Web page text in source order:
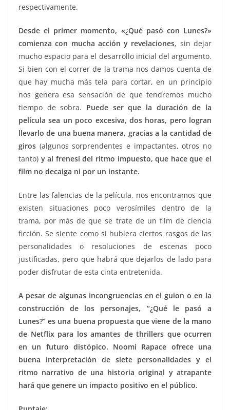
respectivamente.
Desde el primer momento, «¿Qué pasó con Lunes?»
comienza con mucha acción y revelaciones, sin dejar
mucho espacio para el desarrollo inicial del argumento.
Si bien con el correr de la trama nos damos cuenta de
que hay mucha más tela para cortar, en un principio
nos genera esa sensación de que tendremos mucho
tiempo de sobra. Puede ser que la duración de la
película sea un poco excesiva, dos horas, pero logran
llevarlo de una buena manera, gracias a la cantidad de
giros (algunos sorprendentes e impactantes, otros no
tanto) y al frenesí del ritmo impuesto, que hace que el
film no decaiga ni por un instante.
Entre las falencias de la película, nos encontramos que
existen situaciones poco verosímiles dentro de la
trama, por más de que se trate de un film de ciencia
ficción. Se siente como si hubiera ciertos rasgos de las
personalidades o resoluciones de escenas poco
justificadas, pero que habrá que dejarlos de lado para
poder disfrutar de esta cinta entretenida.
A pesar de algunas incongruencias en el guion o en la
construcción de los personajes, “¿Qué le pasó a
Lunes?” es una buena propuesta que viene de la mano
de Netflix para los amantes de thrillers que ocurren
en un futuro distópico. Noomi Rapace ofrece una
buena interpretación de siete personalidades y el
ritmo narrativo de una historia original y atrapante
hará que genere un impacto positivo en el público.